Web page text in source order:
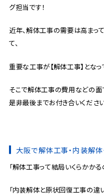
グ担当です！
近年、解体工事の需要は高まって
て、
重要な工事が【解体工事】となっ
そこで解体工事の費用などの面
是非最後までお付き合いください
大阪で解体工事・内装解
「解体工事って結局いくらかかる
「内装解体と原状回復工事の違